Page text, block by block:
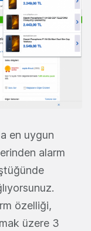
en uygun
alarm
özelliği,
üzere 3